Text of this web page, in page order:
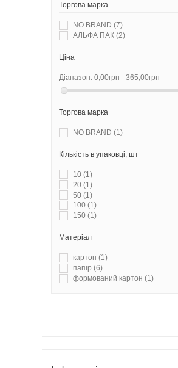
Торгова марка
NO BRAND (7)
АЛЬФА ПАК (2)
Ціна
Діапазон: 0,00грн - 365,00грн
Торгова марка
NO BRAND (1)
Кількість в упаковці, шт
10 (1)
20 (1)
50 (1)
100 (1)
150 (1)
Матеріал
картон (1)
папір (6)
формований картон (1)